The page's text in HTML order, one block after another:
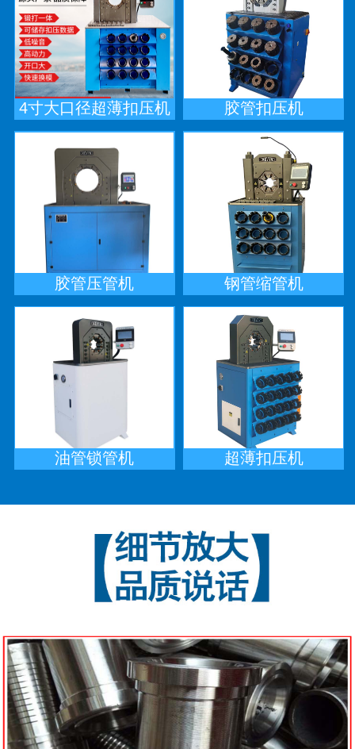
4寸大口径超薄扣压机 胶管扣压机
胶管压管机 钢管缩管机
油管锁管机 超薄扣压机